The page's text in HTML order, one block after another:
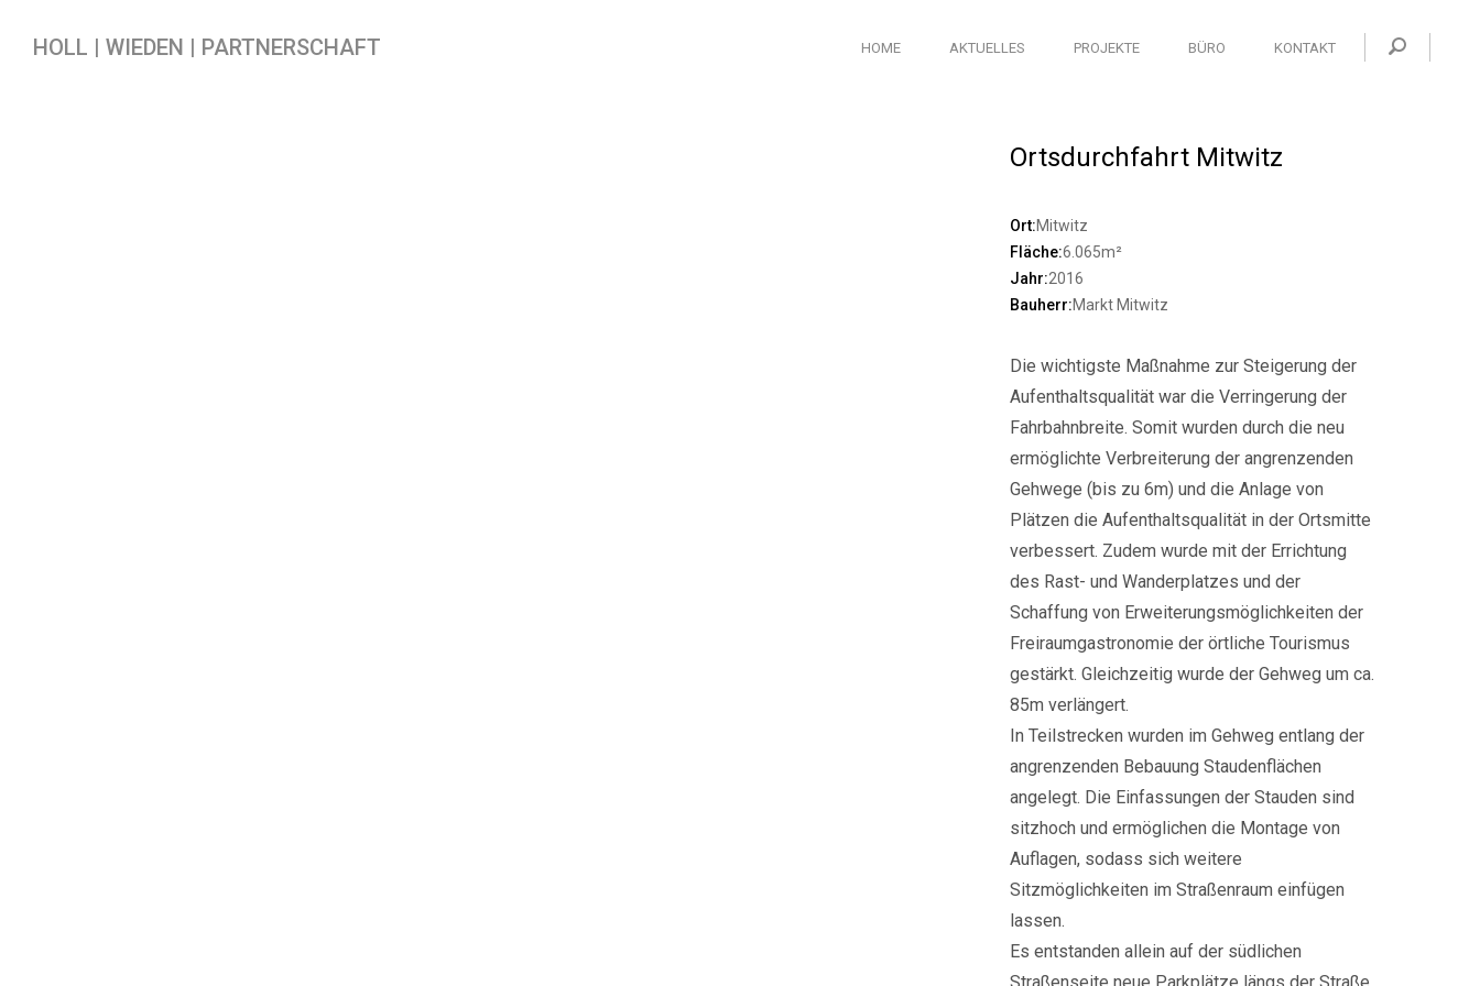
HOLL | WIEDEN | PARTNERSCHAFT HOME AKTUELLES PROJEKTE BÜRO KONTAKT
Ortsdurchfahrt Mitwitz
Ort:Mitwitz
Fläche:6.065m²
Jahr:2016
Bauherr:Markt Mitwitz
Die wichtigste Maßnahme zur Steigerung der
Aufenthaltsqualität war die Verringerung der
Fahrbahnbreite. Somit wurden durch die neu
ermöglichte Verbreiterung der angrenzenden
Gehwege (bis zu 6m) und die Anlage von
Plätzen die Aufenthaltsqualität in der Ortsmitte
verbessert. Zudem wurde mit der Errichtung
des Rast- und Wanderplatzes und der
Schaffung von Erweiterungsmöglichkeiten der
Freiraumgastronomie der örtliche Tourismus
gestärkt. Gleichzeitig wurde der Gehweg um ca.
85m verlängert.
In Teilstrecken wurden im Gehweg entlang der
angrenzenden Bebauung Staudenflächen
angelegt. Die Einfassungen der Stauden sind
sitzhoch und ermöglichen die Montage von
Auflagen, sodass sich weitere
Sitzmöglichkeiten im Straßenraum einfügen
lassen.
Es entstanden allein auf der südlichen